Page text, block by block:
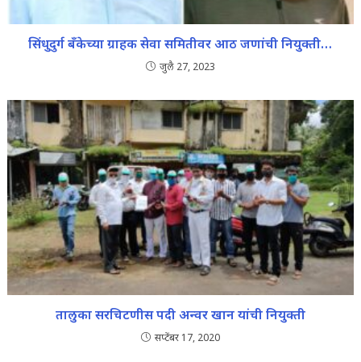
सिंधुदुर्ग बँकेच्या ग्राहक सेवा समितीवर आठ जणांची नियुक्ती…
जुलै 27, 2023
तालुका सरचिटणीस पदी अन्वर खान यांची नियुक्ती
सप्टेंबर 17, 2020